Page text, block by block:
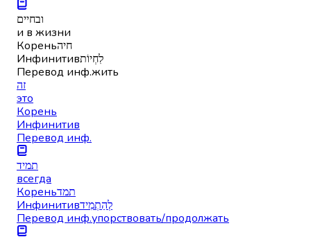
ובחיים
и в жизни
Кореньחיה
Инфинитивלִחְיוֹת
Перевод инф.жить
זה
это
Корень
Инфинитив
Перевод инф.
תמיד
всегда
Кореньתמד
Инфинитивלְהַתְמִיד
Перевод инф.упорствовать/продолжать